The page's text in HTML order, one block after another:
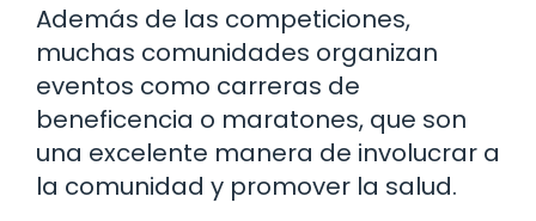
Además de las competiciones,
muchas comunidades organizan
eventos como carreras de
beneficencia o maratones, que son
una excelente manera de involucrar a
la comunidad y promover la salud.